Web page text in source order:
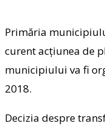
Primăria
curent acțiunea de
municipiului va fi
2018.
Decizia despre